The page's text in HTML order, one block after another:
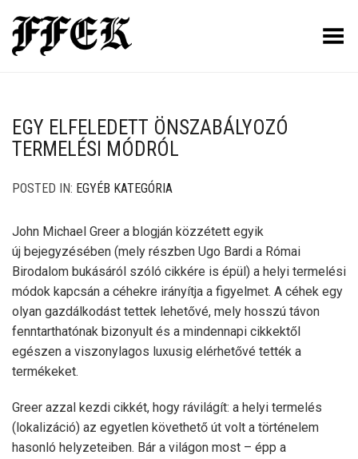
Toggle Menu
EGY ELFELEDETT ÖNSZABÁLYOZÓ
TERMELÉSI MÓDRÓL
POSTED IN: EGYÉB KATEGÓRIA
John Michael Greer a blogján közzétett egyik
új bejegyzésében (mely részben Ugo Bardi a Római
Birodalom bukásáról szóló cikkére is épül) a helyi termelési
módok kapcsán a céhekre irányítja a figyelmet. A céhek egy
olyan gazdálkodást tettek lehetővé, mely hosszú távon
fenntarthatónak bizonyult és a mindennapi cikkektől
egészen a viszonylagos luxusig elérhetővé tették a
termékeket.
Greer azzal kezdi cikkét, hogy rávilágít: a helyi termelés
(lokalizáció) az egyetlen követhető út volt a történelem
hasonló helyzeteiben. Bár a világon most – épp a